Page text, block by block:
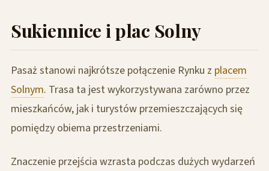
Sukiennice i plac Solny
Pasaż stanowi najkrótsze połączenie Rynku z placem
Solnym. Trasa ta jest wykorzystywana zarówno przez
mieszkańców, jak i turystów przemieszczających się
pomiędzy obiema przestrzeniami.
Znaczenie przejścia wzrasta podczas dużych wydarzeń